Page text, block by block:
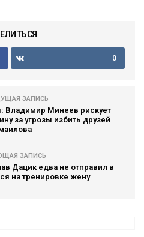
0
ЗАПИСЬ
Владимир Минеев рискует
за угрозы избить друзей
ЗАПИСЬ
Дацик едва не отправил в
на тренировке жену